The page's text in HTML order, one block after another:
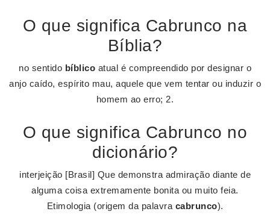
O que significa Cabrunco na
Bíblia?
no sentido bíblico atual é compreendido por designar o
anjo caído, espírito mau, aquele que vem tentar ou induzir o
homem ao erro; 2.
O que significa Cabrunco no
dicionário?
interjeição [Brasil] Que demonstra admiração diante de
alguma coisa extremamente bonita ou muito feia.
Etimologia (origem da palavra cabrunco).